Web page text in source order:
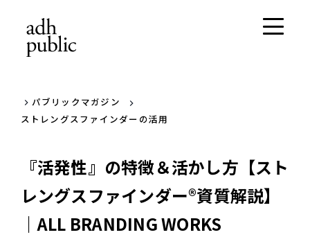
パブリックマガジン
ストレングスファインダーの活用
『活発性』の特徴＆活かし方【スト
レングスファインダー®資質解説】
｜ALL BRANDING WORKS